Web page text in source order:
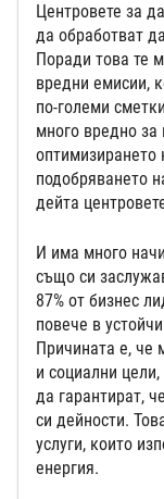
Центровете за
да обработват
Поради това те
вредни емисии,
по-големи
много вредно за
оптимизирането
подобряването
дейта
И има много
също си
87% от бизнес
повече в
Причината е, че
и социални
да гарантират,
си дейности.
услуги, които
енергия.